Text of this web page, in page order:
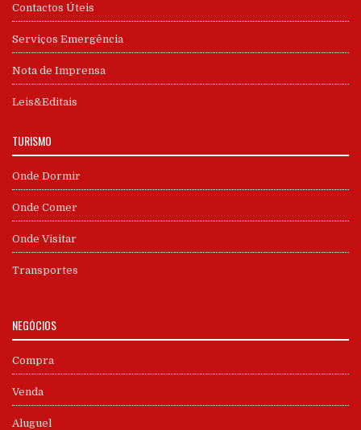
Contactos Úteis
Serviços Emergência
Nota de Imprensa
Leis&Editais
TURISMO
Onde Dormir
Onde Comer
Onde Visitar
Transportes
NEGÓCIOS
Compra
Venda
Aluguel